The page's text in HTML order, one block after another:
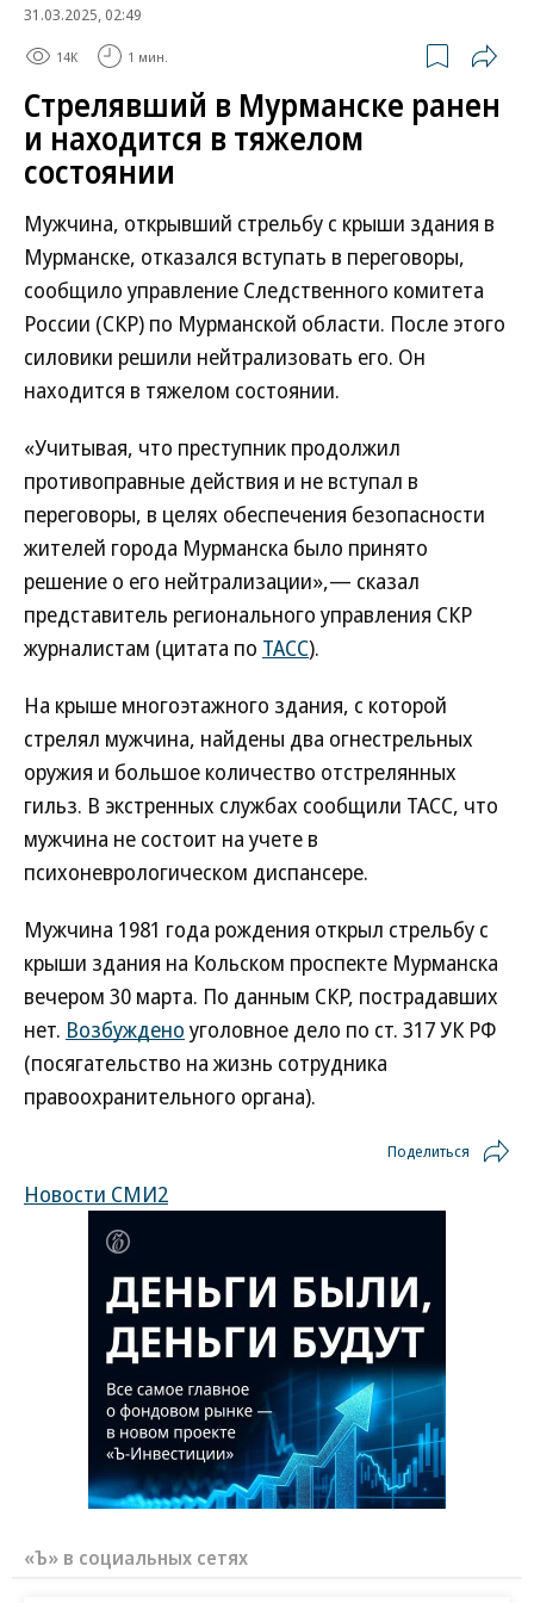
31.03.2025, 02:49
14K 1 мин.
Стрелявший в Мурманске ранен
и находится в тяжелом
состоянии
Мужчина, открывший стрельбу с крыши здания в
Мурманске, отказался вступать в переговоры,
сообщило управление Следственного комитета
России (СКР) по Мурманской области. После этого
силовики решили нейтрализовать его. Он
находится в тяжелом состоянии.
«Учитывая, что преступник продолжил
противоправные действия и не вступал в
переговоры, в целях обеспечения безопасности
жителей города Мурманска было принято
решение о его нейтрализации»,— сказал
представитель регионального управления СКР
журналистам (цитата по ТАСС).
На крыше многоэтажного здания, с которой
стрелял мужчина, найдены два огнестрельных
оружия и большое количество отстрелянных
гильз. В экстренных службах сообщили ТАСС, что
мужчина не состоит на учете в
психоневрологическом диспансере.
Мужчина 1981 года рождения открыл стрельбу с
крыши здания на Кольском проспекте Мурманска
вечером 30 марта. По данным СКР, пострадавших
нет. Возбуждено уголовное дело по ст. 317 УК РФ
(посягательство на жизнь сотрудника
правоохранительного органа).
Поделиться
Новости СМИ2
«Ъ» в социальных сетях